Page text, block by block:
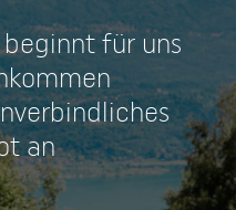
für uns
an